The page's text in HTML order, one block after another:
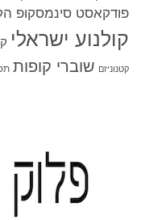
פודקאסט סינמסקופ
קולנוע ישראלי
קטנוניזם שוברי קופות